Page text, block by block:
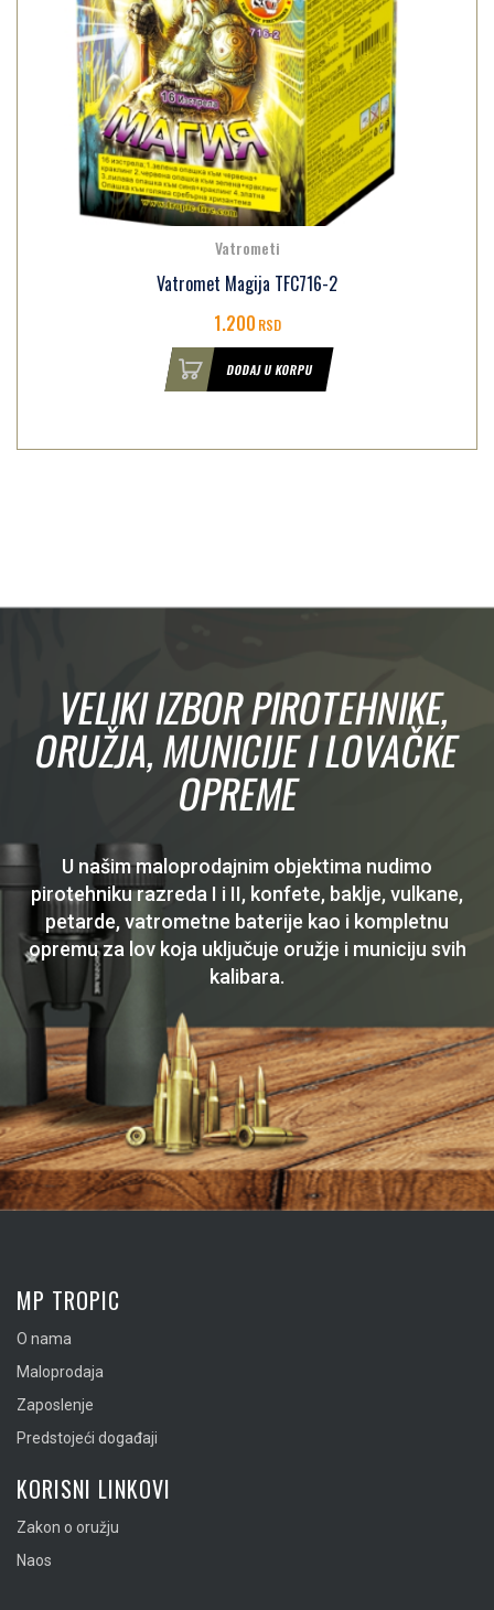
Vatrometi
Vatromet Magija TFC716-2
1.200RSD
DODAJ U KORPU
VELIKI IZBOR PIROTEHNIKE,
ORUŽJA, MUNICIJE I LOVAČKE
OPREME
U našim maloprodajnim objektima nudimo
pirotehniku razreda I i II, konfete, baklje, vulkane,
petarde, vatrometne baterije kao i kompletnu
opremu za lov koja uključuje oružje i municiju svih
kalibara.
MP TROPIC
O nama
Maloprodaja
Zaposlenje
Predstojeći događaji
KORISNI LINKOVI
Zakon o oružju
Naos